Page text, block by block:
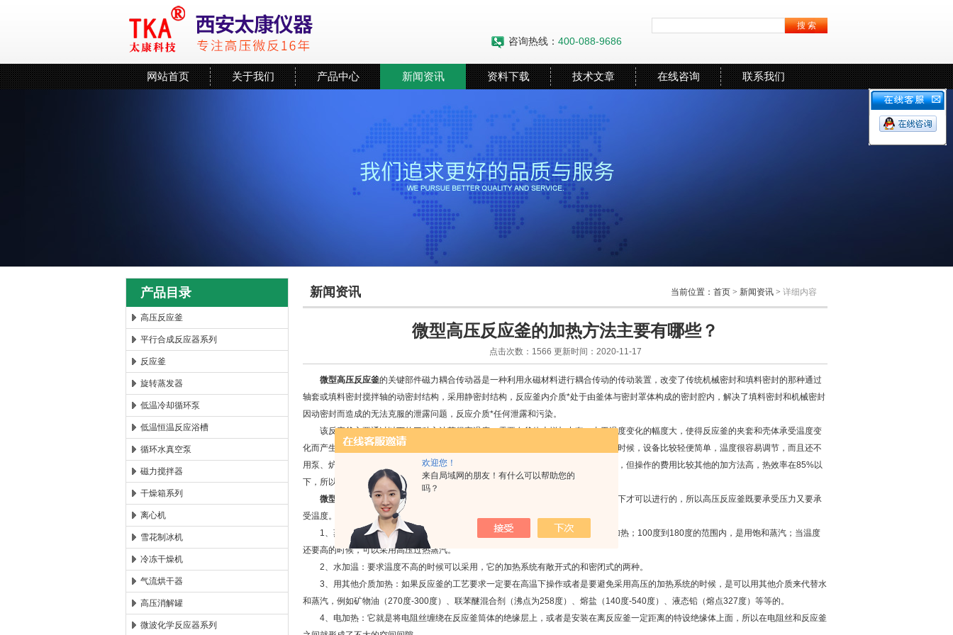
欢迎您！
来自局域网的朋友！有什么可以帮助您的
吗？
西安太康生物科技有限公司
咨询热线： 400-088-9686
网站首页 关于我们 产品中心 新闻资讯 资料下载 技术文章 在线咨询 联系我们
产品目录
高压反应釜
平行合成反应器系列
反应釜
旋转蒸发器
低温冷却循环泵
低温恒温反应浴槽
循环水真空泵
磁力搅拌器
干燥箱系列
离心机
雪花制冰机
冷冻干燥机
气流烘干器
高压消解罐
微波化学反应器系列
新闻资讯 当前位置： 首页 > 新闻资讯 > 详细内容
微型高压反应釜的加热方法主要有哪些？
点击次数：1566 更新时间：2020-11-17
微型高压反应釜的关键部件磁力耦合传动器是一种利用永磁材料进行耦合传动的传动装置，改变了传统机械密封和填料密封的那种通过
轴套或填料密封搅拌轴的动密封结构，采用静密封结构，反应釜内介质*处于由釜体与密封罩体构成的密封腔内，解决了填料密封和机械密封
因动密封而造成的无法克服的泄露问题，反应介质*任何泄露和污染。
该反应釜主要通过以下的三种方法获得高温度，需要在釜体上增加夹套，由于温度变化的幅度大，使得反应釜的夹套和壳体承受温度变
化而产生温差压力。高压反应釜的加热冷却都需要时刻关注仪表显示，采用电加热的时候，设备比较轻便简单，温度很容易调节，而且还不
用泵、炉子、烟囱等等的设施，开动也是很简单的，危险性不高，成本费用也比较低，但操作的费用比较其他的加方法高，热效率在85%以
下，所以适用于加热温度在400度以下和电能价格较低的地方。
微型高压反应釜操作时的温度比较高，通常的化学反应是需要在一定的温度条件下才可以进行的，所以高压反应釜既要承受压力又要承
受温度。那么获得高温的方法一般有下面几种：
1、蒸汽加热：加热温度在100度以下的时候，可以用一个大气压以下的蒸汽来加热；100度到180度的范围内，是用饱和蒸汽；当温度
还要高的时候，可以采用高压过热蒸汽。
2、水加温：要求温度不高的时候可以采用，它的加热系统有敞开式的和密闭式的两种。
3、用其他介质加热：如果反应釜的工艺要求一定要在高温下操作或者是要避免采用高压的加热系统的时候，是可以用其他介质来代替水
和蒸汽，例如矿物油（270度-300度）、联苯醚混合剂（沸点为258度）、熔盐（140度-540度）、液态铅（熔点327度）等等的。
4、电加热：它就是将电阻丝缠绕在反应釜筒体的绝缘层上，或者是安装在离反应釜一定距离的特设绝缘体上面，所以在电阻丝和反应釜